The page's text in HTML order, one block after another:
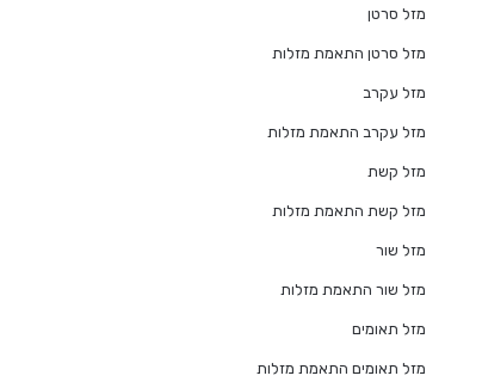
מזל סרטן
מזל סרטן התאמת מזלות
מזל עקרב
מזל עקרב התאמת מזלות
מזל קשת
מזל קשת התאמת מזלות
מזל שור
מזל שור התאמת מזלות
מזל תאומים
מזל תאומים התאמת מזלות